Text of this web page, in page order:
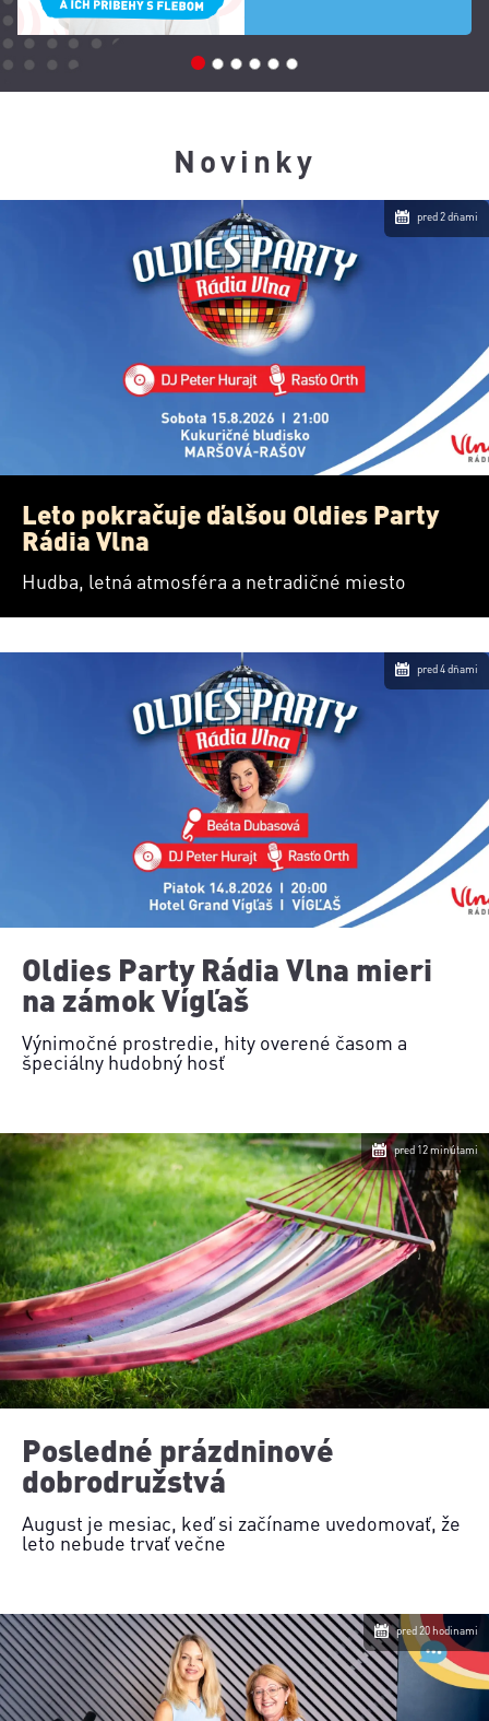
4 5 6
Novinky
pred 2 dňami
Leto pokračuje ďalšou Oldies Party
Rádia Vlna
Hudba, letná atmosféra a netradičné miesto
pred 4 dňami
Oldies Party Rádia Vlna mieri
na zámok Vígľaš
Výnimočné prostredie, hity overené časom a
špeciálny hudobný hosť
pred 12 minútami
Posledné prázdninové
dobrodružstvá
August je mesiac, keď si začíname uvedomovať, že
leto nebude trvať večne
pred 20 hodinami